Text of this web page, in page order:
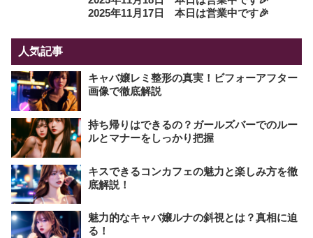
2025年11月17日 本日は営業中です🎉
人気記事
キャバ嬢レミ整形の真実！ビフォーアフター
画像で徹底解説
持ち帰りはできるの？ガールズバーでのルー
ルとマナーをしっかり把握
キスできるコンカフェの魅力と楽しみ方を徹
底解説！
魅力的なキャバ嬢ルナの斜視とは？真相に迫
る！